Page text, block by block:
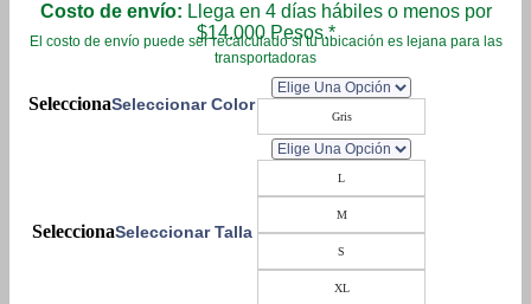
Costo de envío: Llega en 4 días hábiles o menos por
$14.000 Pesos.*
El costo de envío puede ser recalculado si tu ubicación es lejana para las
transportadoras
Seleccionar Color
Gris
Seleccionar Talla
L
M
S
XL